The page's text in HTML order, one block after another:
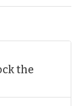
the